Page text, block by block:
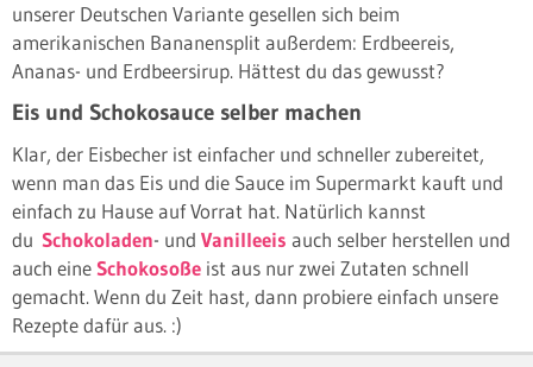
unserer Deutschen Variante gesellen sich beim
amerikanischen Bananensplit außerdem: Erdbeereis,
Ananas- und Erdbeersirup. Hättest du das gewusst?
Eis und Schokosauce selber machen
Klar, der Eisbecher ist einfacher und schneller zubereitet,
wenn man das Eis und die Sauce im Supermarkt kauft und
einfach zu Hause auf Vorrat hat. Natürlich kannst
du Schokoladen- und Vanilleeis auch selber herstellen und
auch eineSchokosoße ist aus nur zwei Zutaten schnell
gemacht. Wenn du Zeit hast, dann probiere einfach unsere
Rezepte dafür aus. :)